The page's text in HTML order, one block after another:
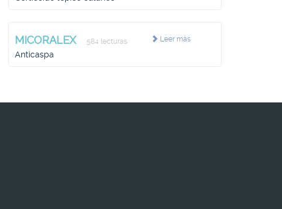
Leer más
MICORALEX 584 lecturas
Anticaspa